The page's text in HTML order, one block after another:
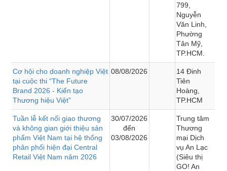
799,
Nguyễn
Văn Linh,
Phường
Tân Mỹ,
TP.HCM.
Cơ hội cho doanh nghiệp Việt
tại cuộc thi “The Future
Brand 2026 - Kiến tạo
Thương hiệu Việt”
08/08/2026
14 Đinh
Tiên
Hoàng,
TP.HCM
Tuần lễ kết nối giao thương
và không gian giới thiệu sản
phẩm Việt Nam tại hệ thống
phân phối hiện đại Central
Retail Việt Nam năm 2026
30/07/2026
đến
03/08/2026
Trung tâm
Thương
mại Dịch
vụ An Lạc
(Siêu thị
GO! An